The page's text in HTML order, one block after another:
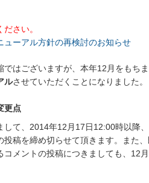
さい。
ューアル方針の再検討のお知らせ
ではございますが、本年12月をもち
ルさせていただくことになりました。
更点
して、2014年12月17日12:00時以降
投稿を締め切らせて頂きます。また
コメントの投稿につきましても、12